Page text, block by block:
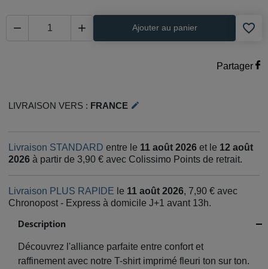
  Ajouter au panier favorite_border
Partager
Livraison vers : France edit
Livraison STANDARD entre le 11 août 2026 et le 12 août
2026 à partir de 3,90 € avec Colissimo Points de retrait.
Livraison PLUS RAPIDE le 11 août 2026, 7,90 € avec
Chronopost - Express à domicile J+1 avant 13h.
Description
Découvrez l'alliance parfaite entre confort et
raffinement avec notre T-shirt imprimé fleuri ton sur ton.